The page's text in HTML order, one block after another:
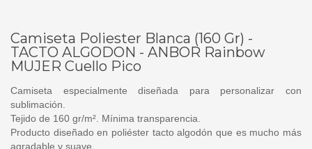
Camiseta Poliester Blanca (160 Gr) -
TACTO ALGODON - ANBOR Rainbow
MUJER Cuello Pico
Camiseta especialmente diseñada para personalizar con
sublimación.
Tejido de 160 gr/m². Mínima transparencia.
Producto diseñado en poliéster tacto algodón que es mucho más
agradable y suave.